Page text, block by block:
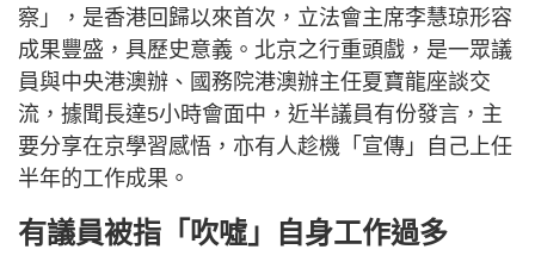
察」，是香港回歸以來首次，立法會主席李慧琼形容
成果豐盛，具歷史意義。北京之行重頭戲，是一眾議
員與中央港澳辦、國務院港澳辦主任夏寶龍座談交
流，據聞長達5小時會面中，近半議員有份發言，主
要分享在京學習感悟，亦有人趁機「宣傳」自己上任
半年的工作成果。
有議員被指「吹噓」自身工作過多